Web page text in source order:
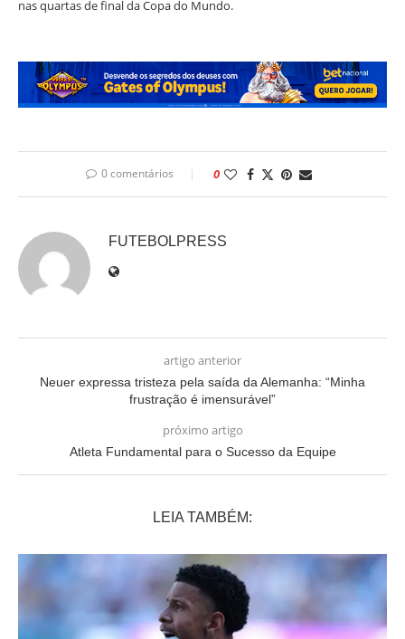
nas quartas de final da Copa do Mundo.
0 comentários 0
FUTEBOLPRESS
artigo anterior
Neuer expressa tristeza pela saída da Alemanha: “Minha
frustração é imensurável”
próximo artigo
Atleta Fundamental para o Sucesso da Equipe
LEIA TAMBÉM: